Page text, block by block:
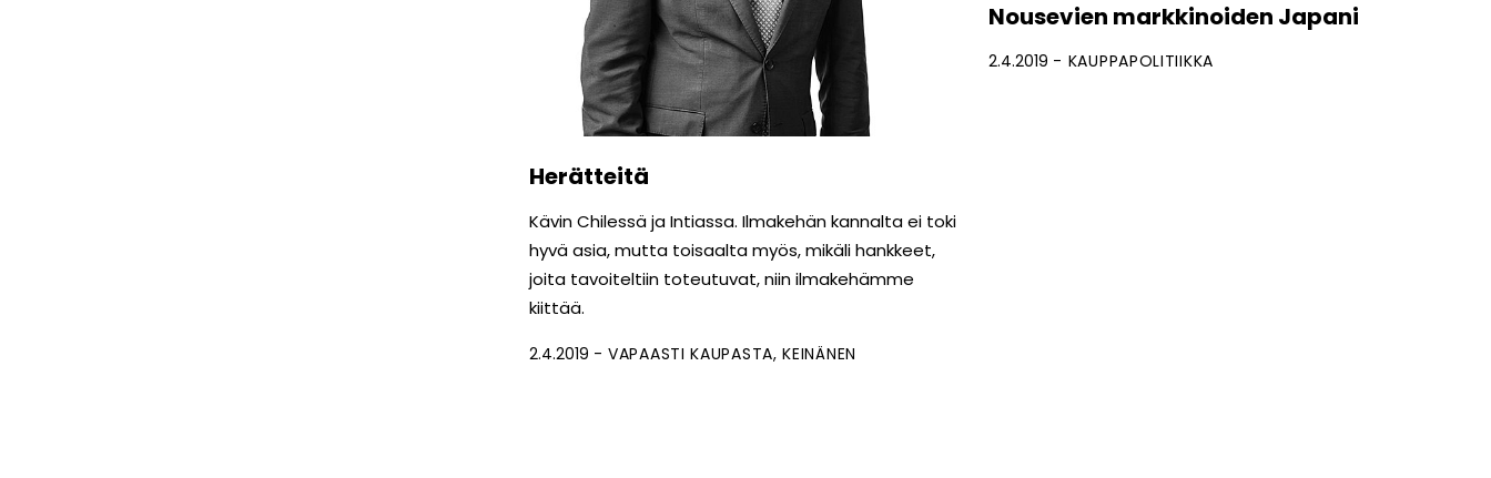
Herätteitä
Kävin Chilessä ja Intiassa. Ilmakehän kannalta ei toki
hyvä asia, mutta toisaalta myös, mikäli hankkeet,
joita tavoiteltiin toteutuvat, niin ilmakehämme
kiittää.
2.4.2019 VAPAASTI KAUPASTA KEINÄNEN
Nousevien markkinoiden Japani
2.4.2019 KAUPPAPOLITIIKKA